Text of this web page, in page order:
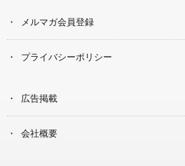
メルマガ会員登録
プライバシーポリシー
広告掲載
会社概要